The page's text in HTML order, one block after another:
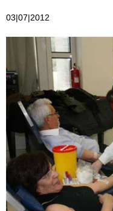
03|07|2012